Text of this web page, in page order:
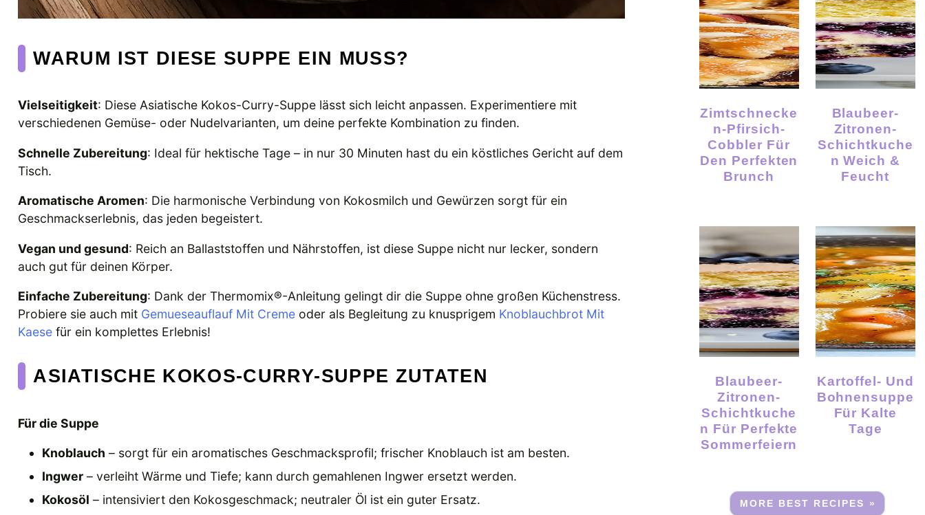
WARUM IST DIESE SUPPE EIN MUSS?
Vielseitigkeit: Diese Asiatische Kokos-Curry-Suppe lässt sich leicht anpassen. Experimentiere mit
verschiedenen Gemüse- oder Nudelvarianten, um deine perfekte Kombination zu finden.
Schnelle Zubereitung: Ideal für hektische Tage – in nur 30 Minuten hast du ein köstliches Gericht auf dem
Tisch.
Aromatische Aromen: Die harmonische Verbindung von Kokosmilch und Gewürzen sorgt für ein
Geschmackserlebnis, das jeden begeistert.
Vegan und gesund: Reich an Ballaststoffen und Nährstoffen, ist diese Suppe nicht nur lecker, sondern
auch gut für deinen Körper.
Einfache Zubereitung: Dank der Thermomix®-Anleitung gelingt dir die Suppe ohne großen Küchenstress.
Probiere sie auch mit Gemueseauflauf Mit Creme oder als Begleitung zu knusprigem Knoblauchbrot Mit
Kaese für ein komplettes Erlebnis!
ASIATISCHE KOKOS-CURRY-SUPPE ZUTATEN
Für die Suppe
Knoblauch – sorgt für ein aromatisches Geschmacksprofil; frischer Knoblauch ist am besten.
Ingwer – verleiht Wärme und Tiefe; kann durch gemahlenen Ingwer ersetzt werden.
Kokosöl – intensiviert den Kokosgeschmack; neutraler Öl ist ein guter Ersatz.
Zimtschnecke
N-Pfirsich-
Cobbler Für
Den Perfekten
Brunch
Blaubeer-
Zitronen-
Schichtkuche
N Weich &
Feucht
Blaubeer-
Zitronen-
Schichtkuche
N Für Perfekte
Sommerfeiern
Kartoffel- Und
Bohnensuppe
Für Kalte
Tage
MORE BEST RECIPES »